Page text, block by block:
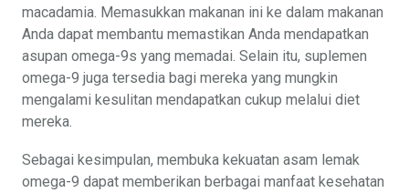
macadamia. Memasukkan makanan ini ke dalam makanan
Anda dapat membantu memastikan Anda mendapatkan
asupan omega-9s yang memadai. Selain itu, suplemen
omega-9 juga tersedia bagi mereka yang mungkin
mengalami kesulitan mendapatkan cukup melalui diet
mereka.
Sebagai kesimpulan, membuka kekuatan asam lemak
omega-9 dapat memberikan berbagai manfaat kesehatan